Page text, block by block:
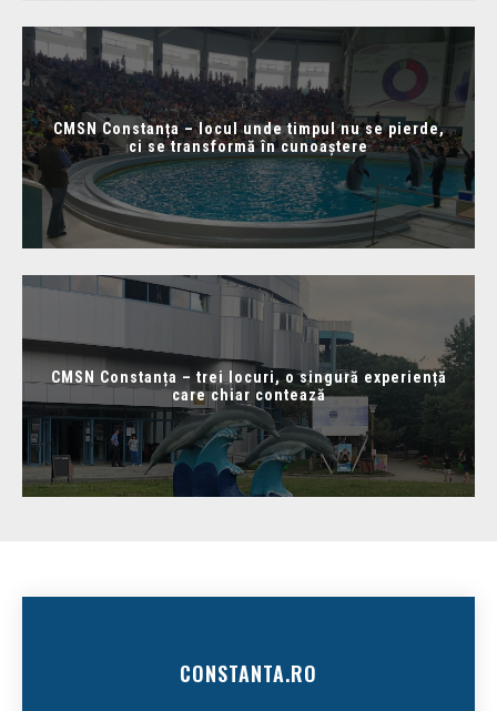
CMSN Constanța – locul unde timpul nu se pierde,
ci se transformă în cunoaștere
CMSN Constanța – trei locuri, o singură experiență
care chiar contează
CONSTANTA.RO